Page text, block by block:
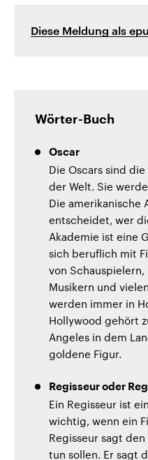
Diese Meldung als
Wörter-Buch
Oscar
Die Oscars sind
der Welt. Sie
Die amerikanische
entscheidet, wer
Akademie ist eine
sich beruflich mit
von Schauspielern,
Musikern und
werden immer in
Hollywood gehört
Angeles in dem
goldene Figur.
Regisseur oder
Ein Regisseur ist
wichtig, wenn ein
Regisseur sagt
tun sollen. Er sagt